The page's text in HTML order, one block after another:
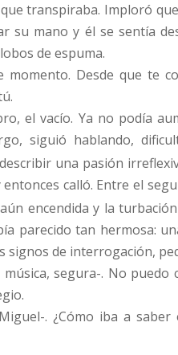
transpiraba. Imploró
su mano y él se sentía
de espuma.
Desde que te
el vacío. Ya no podía
siguió hablando,
una pasión
calló. Entre el
encendida y la
parecido tan hermosa:
signos de interrogación,
segura-. No
. ¿Cómo iba a